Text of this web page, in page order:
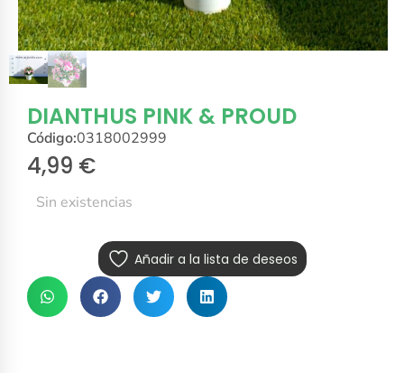
DIANTHUS PINK & PROUD
Código:0318002999
4,99 €
Sin existencias
Añadir a la lista de deseos